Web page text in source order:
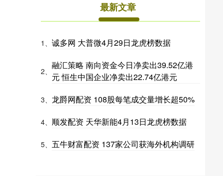
最新文章
1、 诚多网 大普微4月29日龙虎榜数据
2、
融汇策略 南向资金今日净卖出39.52亿港
元 恒生中国企业净卖出22.74亿港元
3、 龙爵网配资 108股每笔成交量增长超50%
4、 顺发配资 天华新能4月13日龙虎榜数据
5、 五牛财富配资 137家公司获海外机构调研